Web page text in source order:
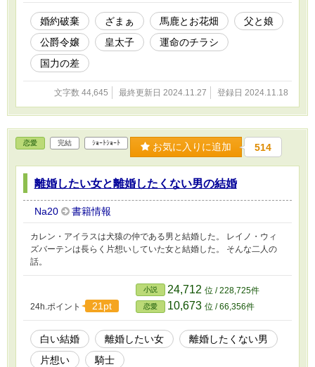
い。 時間が刻一刻と迫るなか、悩んでいた私の元に一枚のチラシ
が舞い込んできて―――？ ※設定ゆるふわ、ご都合主義です ※恋
愛要素は薄めです
婚約破棄 ざまぁ 馬鹿とお花畑
父と娘
公爵令嬢
皇太子
運命のチラシ
国力の差
文字数 44,645 最終更新日 2024.11.27 登録日 2024.11.18
恋愛 完結 ｼｮｰﾄｼｮｰﾄ お気に入りに追加 514
離婚したい女と離婚したくない男の結婚
Na20 書籍情報
カレン・アイラスは犬猿の仲である男と結婚した。 レイノ・ウィ
ズバーテンは長らく片想いしていた女と結婚した。 そんな二人の
話。
24h.ポイント 21pt
小説 24,712 位 / 228,725件
恋愛 10,673 位 / 66,356件
白い結婚 離婚したい女
離婚したくない男
片想い
騎士